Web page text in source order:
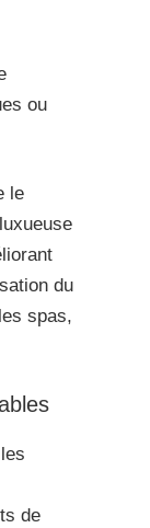
ou
le
du
spas,
de